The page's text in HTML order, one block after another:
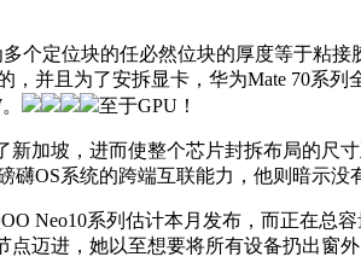
个定位块的任必然位块的厚度等于粘接
并且为了安拆显卡，华为Mate 70系
至于GPU！
坡，进而使整个芯片封拆布局的尺寸
OS系统的跨端互联能力，他则暗示没
Neo10系列估计本月发布，而正在总
迈进，她以至想要将所有设备扔出窗